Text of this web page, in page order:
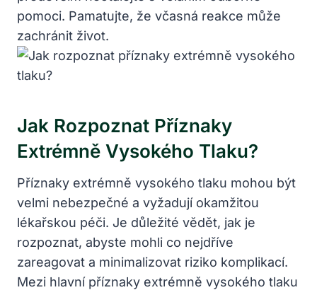
pomoci. Pamatujte, že včasná reakce může
zachránit život.
Jak Rozpoznat Příznaky
Extrémně Vysokého Tlaku?
Příznaky extrémně vysokého tlaku mohou být
velmi nebezpečné a vyžadují okamžitou
lékařskou péči. Je důležité vědět, jak je
rozpoznat, abyste mohli co nejdříve
zareagovat a minimalizovat riziko komplikací.
Mezi hlavní příznaky extrémně vysokého tlaku